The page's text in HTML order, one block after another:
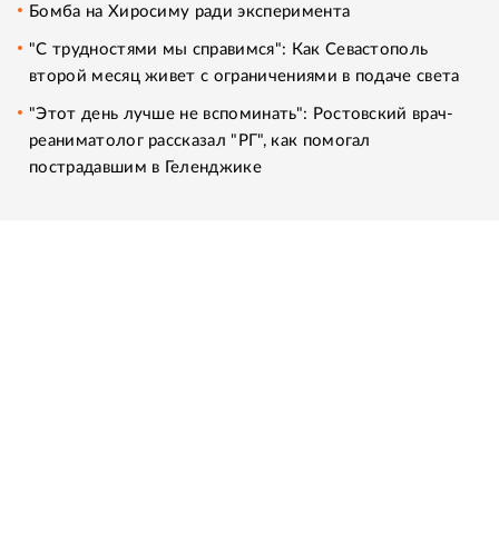
Бомба на Хиросиму ради эксперимента
"С трудностями мы справимся": Как Севастополь
второй месяц живет с ограничениями в подаче света
"Этот день лучше не вспоминать": Ростовский врач-
реаниматолог рассказал "РГ", как помогал
пострадавшим в Геленджике